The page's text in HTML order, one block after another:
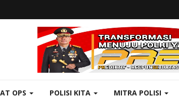
OPS POLISI KITA MITRA POLISI